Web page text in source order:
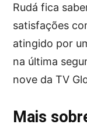
Rudá fica
satisfações
atingido por
na última
nove da TV
Mais